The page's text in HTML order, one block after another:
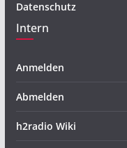
Datenschutz
Intern
Anmelden
Abmelden
h2radio Wiki